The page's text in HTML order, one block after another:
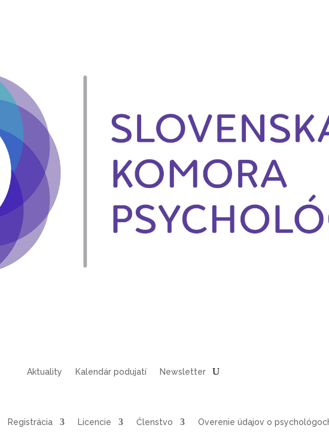
Aktuality Kalendár podujatí Newsletter
Registrácia Licencie Členstvo Overenie údajov o